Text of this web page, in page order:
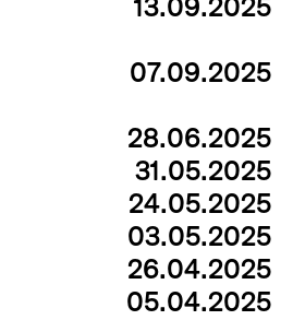
07.09.2025
28.06.2025
31.05.2025
24.05.2025
03.05.2025
26.04.2025
05.04.2025